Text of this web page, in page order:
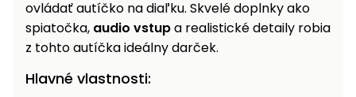
Príslušenstvo
ovládať autíčko na diaľku. Skvelé doplnky ako
spiatočka, audio vstupa realistické detaily robia
z tohto autíčka ideálny darček.
Hlavné vlastnosti: